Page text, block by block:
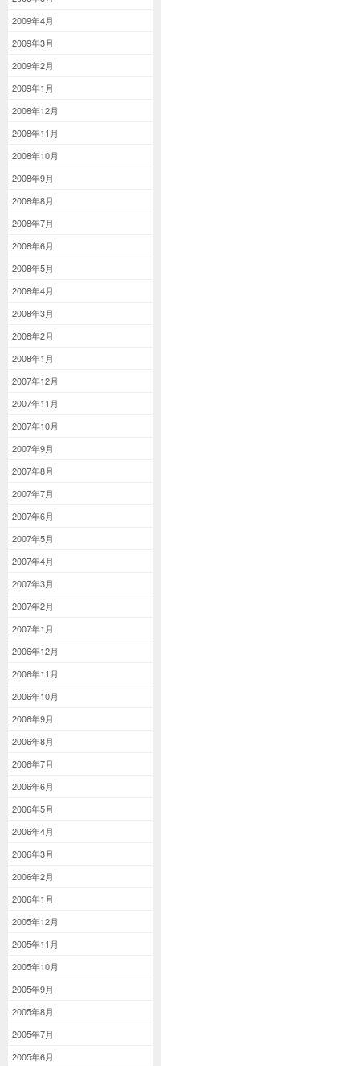
2009年4月
2009年3月
2009年2月
2009年1月
2008年12月
2008年11月
2008年10月
2008年9月
2008年8月
2008年7月
2008年6月
2008年5月
2008年4月
2008年3月
2008年2月
2008年1月
2007年12月
2007年11月
2007年10月
2007年9月
2007年8月
2007年7月
2007年6月
2007年5月
2007年4月
2007年3月
2007年2月
2007年1月
2006年12月
2006年11月
2006年10月
2006年9月
2006年8月
2006年7月
2006年6月
2006年5月
2006年4月
2006年3月
2006年2月
2006年1月
2005年12月
2005年11月
2005年10月
2005年9月
2005年8月
2005年7月
2005年6月